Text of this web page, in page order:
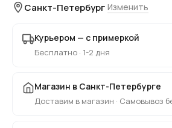
Санкт-Петербург Изменить
Курьером — с примеркой
Бесплатно · 1-2 дня
Магазин в Санкт-Петербурге
Доставим в магазин · Самовывоз